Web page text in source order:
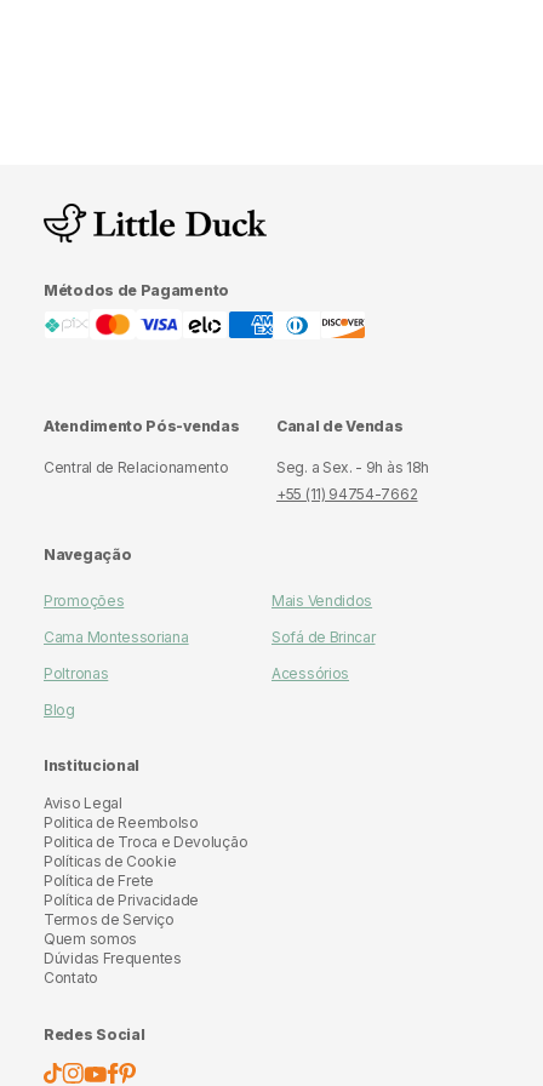
Métodos de Pagamento
Atendimento Pós-vendas
Central de Relacionamento
Canal de Vendas
Seg. a Sex. - 9h às 18h
+55 (11) 94754-7662
Navegação
Promoções
Mais Vendidos
Cama Montessoriana
Sofá de Brincar
Poltronas
Acessórios
Blog
Institucional
Aviso Legal
Politica de Reembolso
Politica de Troca e Devolução
Políticas de Cookie
Política de Frete
Política de Privacidade
Termos de Serviço
Quem somos
Dúvidas Frequentes
Contato
Redes Social